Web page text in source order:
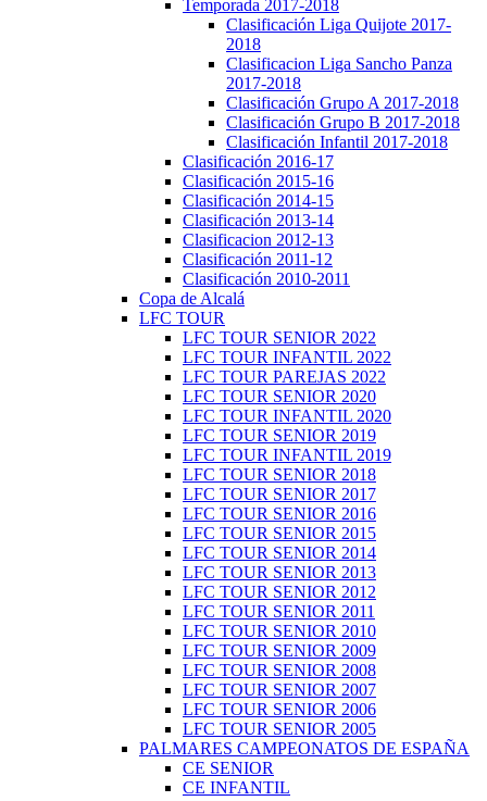
Temporada 2017-2018
Clasificación Liga Quijote 2017-
2018
Clasificacion Liga Sancho Panza
2017-2018
Clasificación Grupo A 2017-2018
Clasificación Grupo B 2017-2018
Clasificación Infantil 2017-2018
Clasificación 2016-17
Clasificación 2015-16
Clasificación 2014-15
Clasificación 2013-14
Clasificacion 2012-13
Clasificación 2011-12
Clasificación 2010-2011
Copa de Alcalá
LFC TOUR
LFC TOUR SENIOR 2022
LFC TOUR INFANTIL 2022
LFC TOUR PAREJAS 2022
LFC TOUR SENIOR 2020
LFC TOUR INFANTIL 2020
LFC TOUR SENIOR 2019
LFC TOUR INFANTIL 2019
LFC TOUR SENIOR 2018
LFC TOUR SENIOR 2017
LFC TOUR SENIOR 2016
LFC TOUR SENIOR 2015
LFC TOUR SENIOR 2014
LFC TOUR SENIOR 2013
LFC TOUR SENIOR 2012
LFC TOUR SENIOR 2011
LFC TOUR SENIOR 2010
LFC TOUR SENIOR 2009
LFC TOUR SENIOR 2008
LFC TOUR SENIOR 2007
LFC TOUR SENIOR 2006
LFC TOUR SENIOR 2005
PALMARES CAMPEONATOS DE ESPAÑA
CE SENIOR
CE INFANTIL